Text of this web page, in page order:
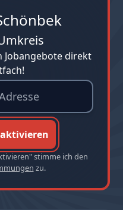
Jobangebote direkt
stimme ich den
zu.